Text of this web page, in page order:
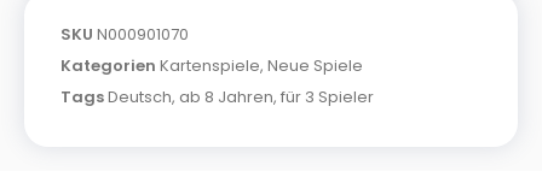
SKU N000901070
Kategorien Kartenspiele, Neue Spiele
TagsDeutsch, ab 8 Jahren, für 3 Spieler